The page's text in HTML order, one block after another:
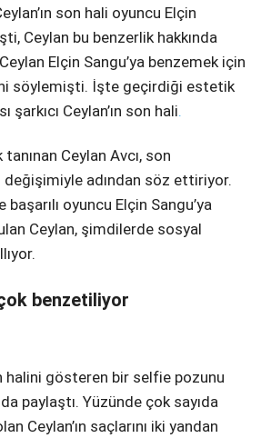
son hali oyuncu Elçin
Ceylan bu benzerlik hakkında
Ceylan Elçin Sangu’ya benzemek için
söylemişti. İşte geçirdiği estetik
Ceylan’ın son hali.
Ceylan Avcı, son
adından söz ettiriyor.
oyuncu Elçin Sangu’ya
Ceylan, şimdilerde sosyal
benzetiliyor
halini gösteren bir selfie pozunu
paylaştı. Yüzünde çok sayıda
Ceylan’ın saçlarını iki yandan